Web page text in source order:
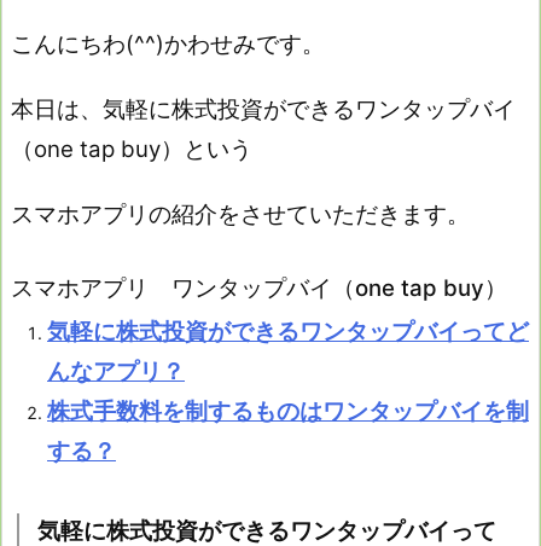
こんにちわ(^^)かわせみです。
本日は、気軽に株式投資ができるワンタップバイ
（one tap buy）という
スマホアプリの紹介をさせていただきます。
スマホアプリ ワンタップバイ（one tap buy）
気軽に株式投資ができるワンタップバイってど
んなアプリ？
株式手数料を制するものはワンタップバイを制
する？
気軽に株式投資ができるワンタップバイって